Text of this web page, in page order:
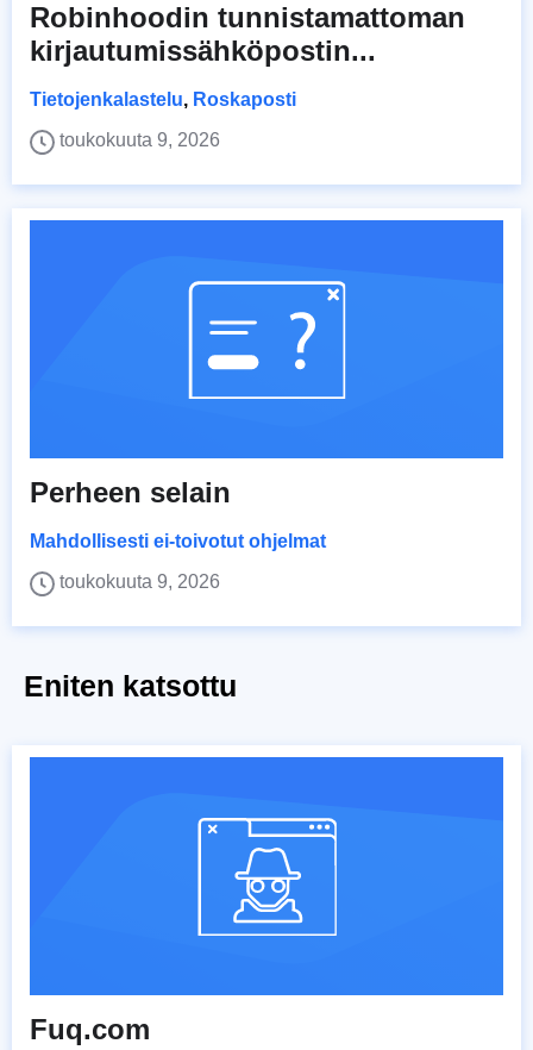
Robinhoodin tunnistamattoman
kirjautumissähköpostin...
Tietojenkalastelu, Roskaposti
toukokuuta 9, 2026
Perheen selain
Mahdollisesti ei-toivotut ohjelmat
toukokuuta 9, 2026
Eniten katsottu
Fuq.com